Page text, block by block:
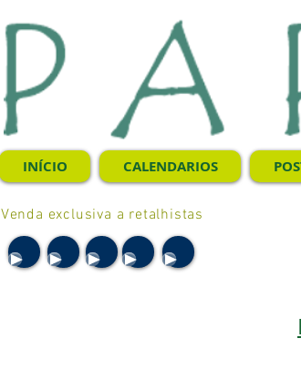
INÍCIO CALENDARIOS
Venda exclusiva a retalhistas